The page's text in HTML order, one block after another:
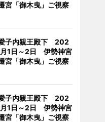
宮「御木曳」ご視察
子内親王殿下 202
1日～2日 伊勢神宮
宮「御木曳」ご視察
子内親王殿下 202
1日～2日 伊勢神宮
宮「御木曳」ご視察